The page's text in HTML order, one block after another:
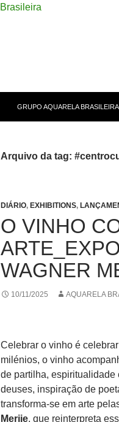
GRUPO AQUARELA BRASILEIRA
Arquivo da tag:
DIÁRIO, EXHIBITIONS,
O VINHO
WAGNER
10/11/2025 AQUARELA
Celebrar o vinho é
milénios, o vinho
de partilha, espiritualidade
deuses, inspiração de
transforma-se em arte
Merije, que reinterpreta